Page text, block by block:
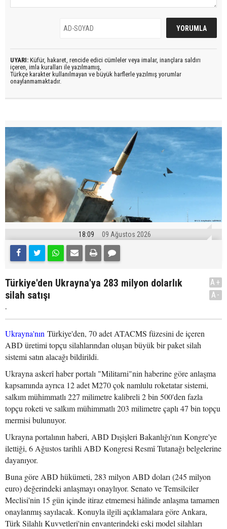
UYARI: Küfür, hakaret, rencide edici cümleler veya imalar, inançlara saldırı
içeren, imla kuralları ile yazılmamış,
Türkçe karakter kullanılmayan ve büyük harflerle yazılmış yorumlar
onaylanmamaktadır.
18:09 09 Ağustos 2026
Türkiye'den Ukrayna'ya 283 milyon dolarlık
silah satışı
.
A+
A-
Ukrayna'nın Türkiye'den, 70 adet ATACMS füzesini de içeren
ABD üretimi topçu silahlarından oluşan büyük bir paket silah
sistemi satın alacağı bildirildi.
Ukrayna askerî haber portalı "Militarni"nin haberine göre anlaşma
kapsamında ayrıca 12 adet M270 çok namlulu roketatar sistemi,
salkım mühimmatlı 227 milimetre kalibreli 2 bin 500'den fazla
topçu roketi ve salkım mühimmatlı 203 milimetre çaplı 47 bin topçu
mermisi bulunuyor.
Ukrayna portalının haberi, ABD Dışişleri Bakanlığı'nın Kongre'ye
ilettiği, 6 Ağustos tarihli ABD Kongresi Resmî Tutanağı belgelerine
dayanıyor.
Buna göre ABD hükümeti, 283 milyon ABD doları (245 milyon
euro) değerindeki anlaşmayı onaylıyor. Senato ve Temsilciler
Meclisi'nin 15 gün içinde itiraz etmemesi hâlinde anlaşma tamamen
onaylanmış sayılacak. Konuyla ilgili açıklamalara göre Ankara,
Türk Silahlı Kuvvetleri'nin envanterindeki eski model silahları